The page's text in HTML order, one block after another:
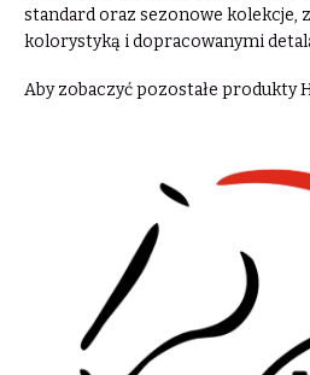
standard oraz sezonowe kolekcje,
kolorystyką i dopracowanymi
Aby zobaczyć pozostałe produkty